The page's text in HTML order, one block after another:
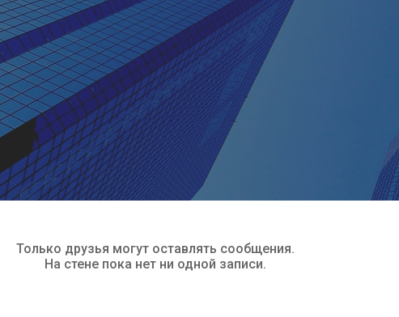
Только друзья могут оставлять сообщения.
На стене пока нет ни одной записи.